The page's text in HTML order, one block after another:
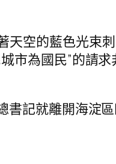
空的藍色光束
為國民”的請求
記就離開海淀